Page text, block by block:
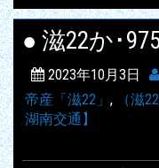
● 滋22か･
2023年10月3日
帝産「滋22」 , （滋
湖南交通】